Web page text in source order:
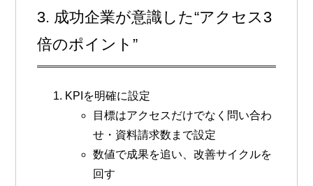
3. 成功企業が意識した“アクセス3
倍のポイント”
KPIを明確に設定
目標はアクセスだけでなく問い合わ
せ・資料請求数まで設定
数値で成果を追い、改善サイクルを
回す